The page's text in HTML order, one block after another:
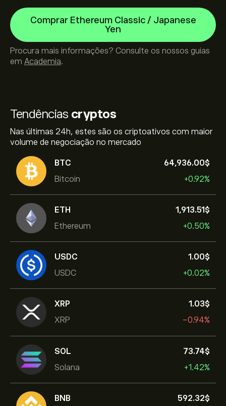
Tendências cryptos
Nas últimas 24h, estes são os criptoativos com maior
volume de negociação no mercado
BTC
Bitcoin
64,936.00‎$‎
+0.92%
ETH
Ethereum
1,913.51‎$‎
+0.50%
USDC
USDC
1.00‎$‎
+0.02%
XRP
XRP
1.03‎$‎
-0.94%
SOL
Solana
73.74‎$‎
+1.42%
BNB
592.32‎$‎
Comprar Ethereum Classic / Japanese
Yen
Procura mais informações? Consulte os nossos guias
em Academia.